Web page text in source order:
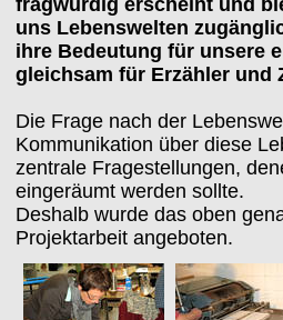
fragwürdig erscheint und
uns Lebenswelten
ihre Bedeutung für unsere
gleichsam für Erzähler und
Die Frage nach der
Kommunikation über diese
zentrale Fragestellungen,
eingeräumt werden sollte.
Deshalb wurde das oben
Projektarbeit angeboten.